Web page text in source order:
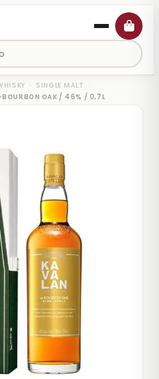
SINGLE MALT
BOURBON OAK / 46% / 0,7L